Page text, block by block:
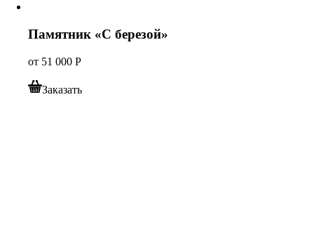
Памятник «С березой»
от 51 000 Р
Заказать